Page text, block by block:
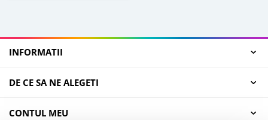
INFORMATII
DE CE SA NE ALEGETI
CONTUL MEU